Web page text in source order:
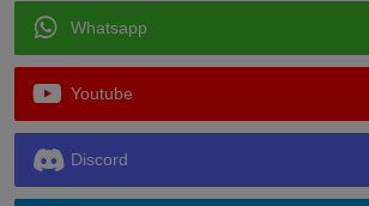
Whatsapp
Youtube
Discord